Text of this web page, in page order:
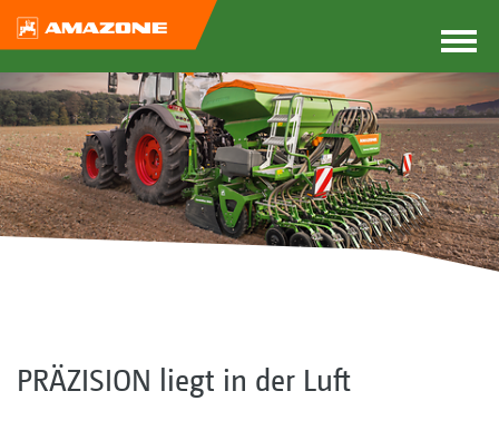
PRÄZISION liegt in der Luft